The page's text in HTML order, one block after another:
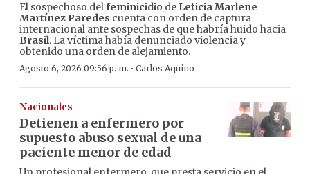
El sospechoso delfeminicidio de Leticia Marlene
Martínez Paredes cuenta con orden de captura
internacional ante sospechas de que habría huido hacia
Brasil. La víctima había denunciado violencia y
obtenido una orden de alejamiento.
Agosto 6, 2026 09:56 p. m. · Carlos Aquino
Nacionales
Detienen a enfermero por
supuesto abuso sexual de una
paciente menor de edad